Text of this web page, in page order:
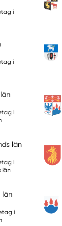
i
i
i
län
i
län
län
i